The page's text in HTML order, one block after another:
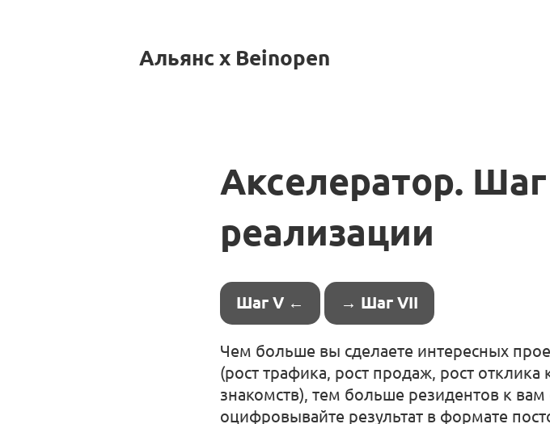
Альянс x Beinopen
Акселератор.
реализации
Шаг V ← → Шаг VII
Чем больше вы сделаете интересных
(рост трафика, рост продаж, рост
знакомств), тем больше резидентов к
оцифровывайте результат в формате